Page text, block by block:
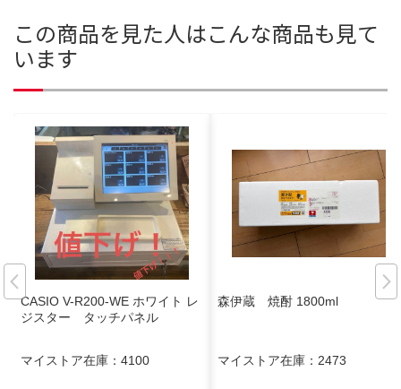
この商品を見た人はこんな商品も見て
います
CASIO V-R200-WE ホワイト レ
ジスター タッチパネル
マイストア在庫： 4100
森伊蔵 焼酎 1800ml
マイストア在庫： 2473